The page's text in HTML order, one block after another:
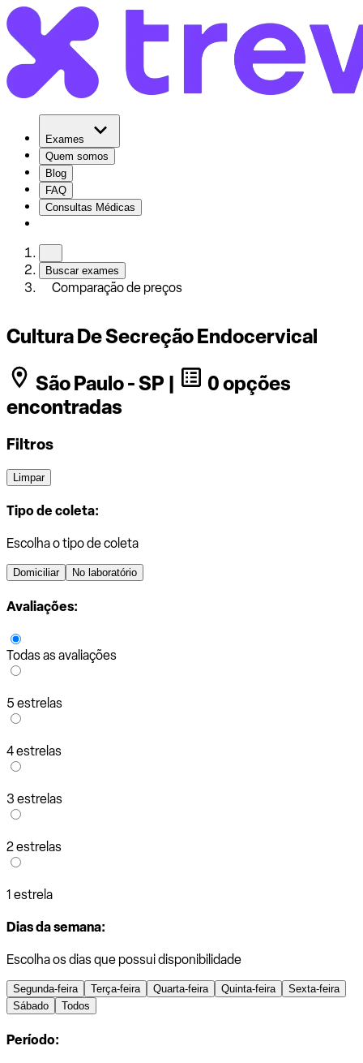
Exames
Quem somos
Blog
FAQ
Consultas Médicas
Buscar exames
Comparação de preços
Cultura De Secreção Endocervical
São Paulo - SP |
0 opções
encontradas
Filtros
Limpar
Tipo de coleta:
Escolha o tipo de coleta
Domiciliar No laboratório
Avaliações:
Todas as avaliações
5 estrelas
4 estrelas
3 estrelas
2 estrelas
1 estrela
Dias da semana:
Escolha os dias que possui disponibilidade
Segunda-feira Terça-feira Quarta-feira Quinta-feira
Sexta-feira
Sábado
Todos
Período: